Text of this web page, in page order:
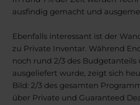
ausfindig gemacht und
Ebenfalls interessant ist der
zu Private Inventar. Während
noch rund 2/3 des Budgetanteils
ausgeliefert wurde, zeigt sich
Bild: 2/3 des gesamten
über Private und Guaranteed